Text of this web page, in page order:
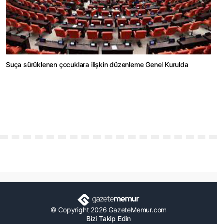
Suça sürüklenen çocuklara ilişkin düzenleme Genel Kurulda
© Copyright 2026 GazeteMemur.com
Bizi Takip Edin